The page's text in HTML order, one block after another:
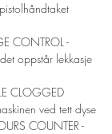
CONTROL -
oppstår lekkasje
CLOGGED
ved tett dyse
COUNTER -